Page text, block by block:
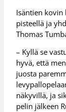
Isäntien kovin
pisteellä ja
Thomas
– Kyllä se
hyvä, että
juosta
näkyvillä, ja
pelin jälkeen